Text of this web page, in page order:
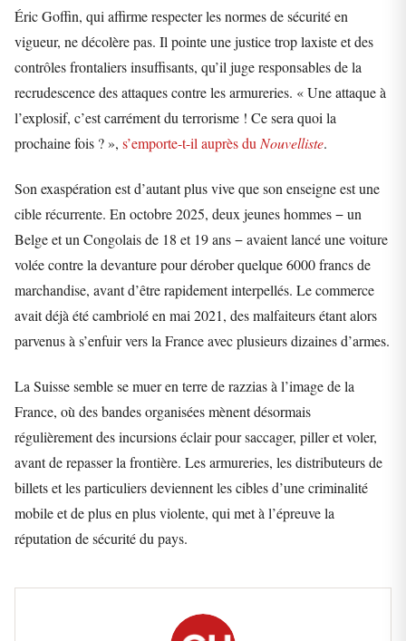
Éric Goffin, qui affirme respecter les normes de sécurité en
vigueur, ne décolère pas. Il pointe une justice trop laxiste et des
contrôles frontaliers insuffisants, qu’il juge responsables de la
recrudescence des attaques contre les armureries. « Une attaque à
l’explosif, c’est carrément du terrorisme ! Ce sera quoi la
prochaine fois ? », s’emporte-t-il auprès du Nouvelliste.
Son exaspération est d’autant plus vive que son enseigne est une
cible récurrente. En octobre 2025, deux jeunes hommes − un
Belge et un Congolais de 18 et 19 ans − avaient lancé une voiture
volée contre la devanture pour dérober quelque 6000 francs de
marchandise, avant d’être rapidement interpellés. Le commerce
avait déjà été cambriolé en mai 2021, des malfaiteurs étant alors
parvenus à s’enfuir vers la France avec plusieurs dizaines d’armes.
La Suisse semble se muer en terre de razzias à l’image de la
France, où des bandes organisées mènent désormais
régulièrement des incursions éclair pour saccager, piller et voler,
avant de repasser la frontière. Les armureries, les distributeurs de
billets et les particuliers deviennent les cibles d’une criminalité
mobile et de plus en plus violente, qui met à l’épreuve la
réputation de sécurité du pays.